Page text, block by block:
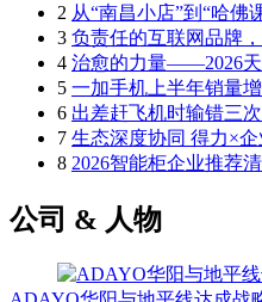
2 从“南昌小店”到“哈佛
3 负责任的互联网品牌
4 治愈的力量——2026
5 一加手机上半年销量
6 出差赶飞机时输错三
7 生态深度协同 得力×
8 2026智能柜企业推荐
公司 & 人物